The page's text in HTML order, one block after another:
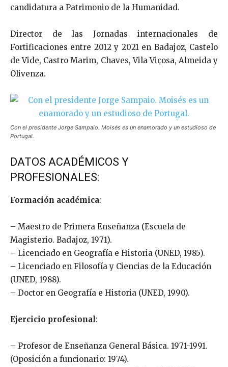
candidatura a Patrimonio de la Humanidad.
Director de las Jornadas internacionales de
Fortificaciones entre 2012 y 2021 en Badajoz, Castelo
de Vide, Castro Marim, Chaves, Vila Viçosa, Almeida y
Olivenza.
Con el presidente Jorge Sampaio. Moisés es un enamorado y un estudioso de
Portugal.
DATOS ACADÉMICOS Y
PROFESIONALES:
Formación académica:
– Maestro de Primera Enseñanza (Escuela de
Magisterio. Badajoz, 1971).
– Licenciado en Geografía e Historia (UNED, 1985).
– Licenciado en Filosofía y Ciencias de la Educación
(UNED, 1988).
– Doctor en Geografía e Historia (UNED, 1990).
Ejercicio profesional:
– Profesor de Enseñanza General Básica. 1971-1991.
(Oposición a funcionario: 1974).